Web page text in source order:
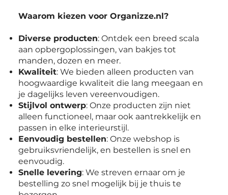
Waarom kiezen voor Organizze.nl?
Diverse producten: Ontdek een breed scala
aan opbergoplossingen, van bakjes tot
manden, dozen en meer.
Kwaliteit: We bieden alleen producten van
hoogwaardige kwaliteit die lang meegaan en
je dagelijks leven vereenvoudigen.
Stijlvol ontwerp: Onze producten zijn niet
alleen functioneel, maar ook aantrekkelijk en
passen in elke interieurstijl.
Eenvoudig bestellen: Onze webshop is
gebruiksvriendelijk, en bestellen is snel en
eenvoudig.
Snelle levering: We streven ernaar om je
bestelling zo snel mogelijk bij je thuis te